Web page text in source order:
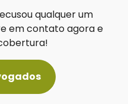
qualquer um
em contato agora e